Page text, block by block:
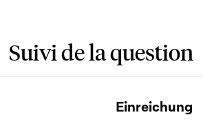
Suivi de la question
Einreichung